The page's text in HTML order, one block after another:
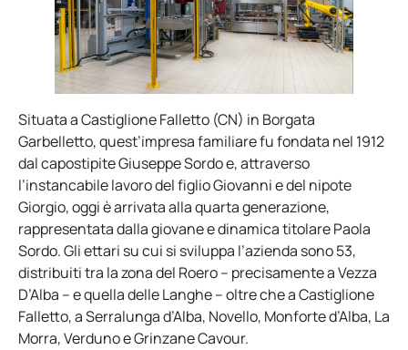
Situata a Castiglione Falletto (CN) in Borgata
Garbelletto, quest’impresa familiare fu fondata nel 1912
dal capostipite Giuseppe Sordo e, attraverso
l’instancabile lavoro del figlio Giovanni e del nipote
Giorgio, oggi è arrivata alla quarta generazione,
rappresentata dalla giovane e dinamica titolare Paola
Sordo. Gli ettari su cui si sviluppa l’azienda sono 53,
distribuiti tra la zona del Roero – precisamente a Vezza
D’Alba – e quella delle Langhe – oltre che a Castiglione
Falletto, a Serralunga d’Alba, Novello, Monforte d’Alba, La
Morra, Verduno e Grinzane Cavour.